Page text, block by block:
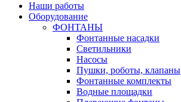
Наши работы
Оборудование
ФОНТАНЫ
Фонтанные насадки
Cветильники
Насосы
Пушки, роботы, клапаны
Фонтанные комплекты
Водные площадки